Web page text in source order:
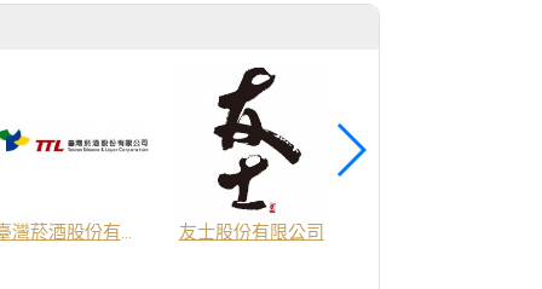
臺灣菸酒股份有限公司 友士股份有限公司